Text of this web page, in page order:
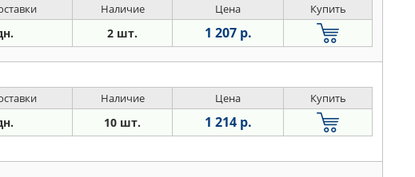
Наличие Цена Купить
2 шт. 1 207 р.
Наличие Цена Купить
10 шт. 1 214 р.